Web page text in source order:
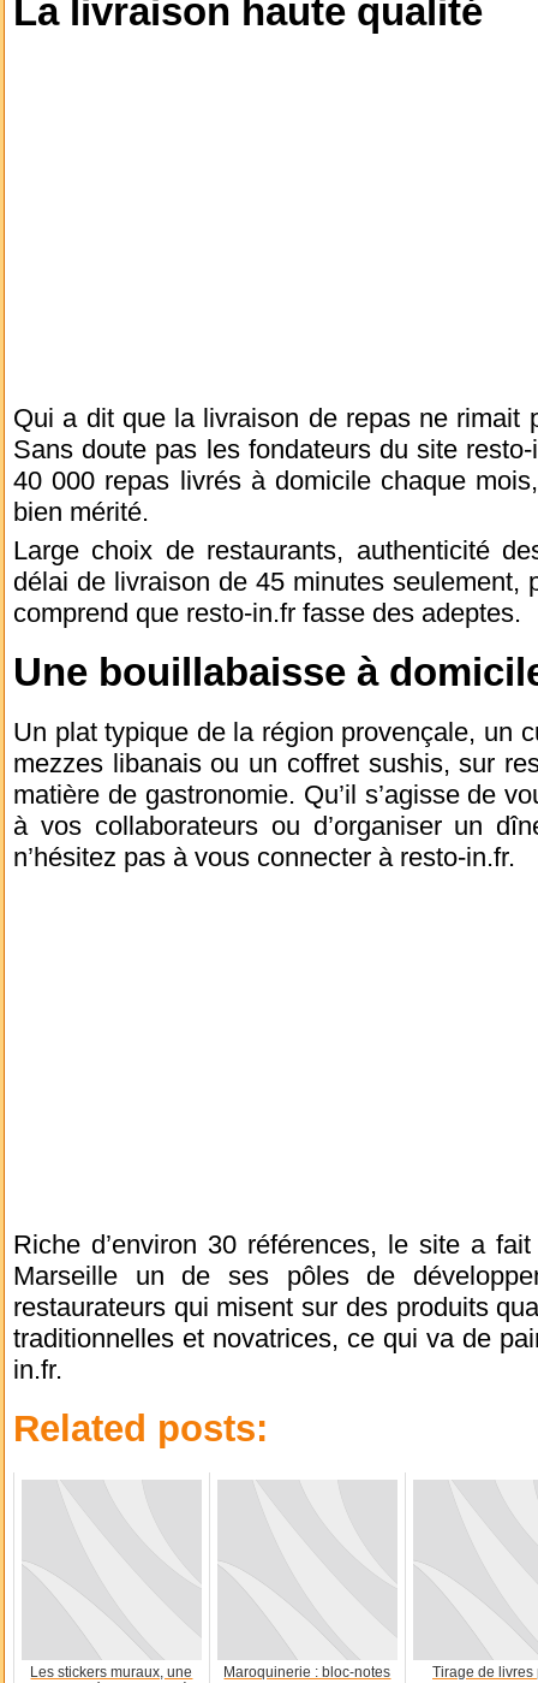
La livraison haute qualité
Qui a dit que la livraison de repas ne rimait
Sans doute pas les fondateurs du site
40 000 repas livrés à domicile chaque
bien mérité.
Large choix de restaurants, authenticité
délai de livraison de 45 minutes seulement,
comprend que resto-in.fr fasse des adeptes.
Une bouillabaisse à
Un plat typique de la région provençale, un
mezzes libanais ou un coffret sushis, sur
matière de gastronomie. Qu’il s’agisse de
à vos collaborateurs ou d’organiser un
n’hésitez pas à vous connecter à resto-in.fr.
Riche d’environ 30 références, le site a
Marseille un de ses pôles de
restaurateurs qui misent sur des produits
traditionnelles et novatrices, ce qui va de
in.fr.
Related posts:
Les stickers muraux, une
Maroquinerie : bloc-notes
Tirage de livres